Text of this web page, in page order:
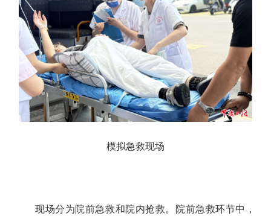
模拟急救现场
现场分为院前急救和院内抢救。院前急救环节中，